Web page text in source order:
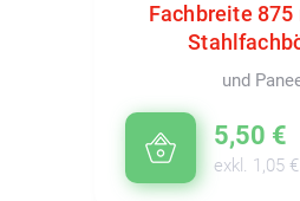
Fachbreite 875
und
5,50 €
exkl. 1,05